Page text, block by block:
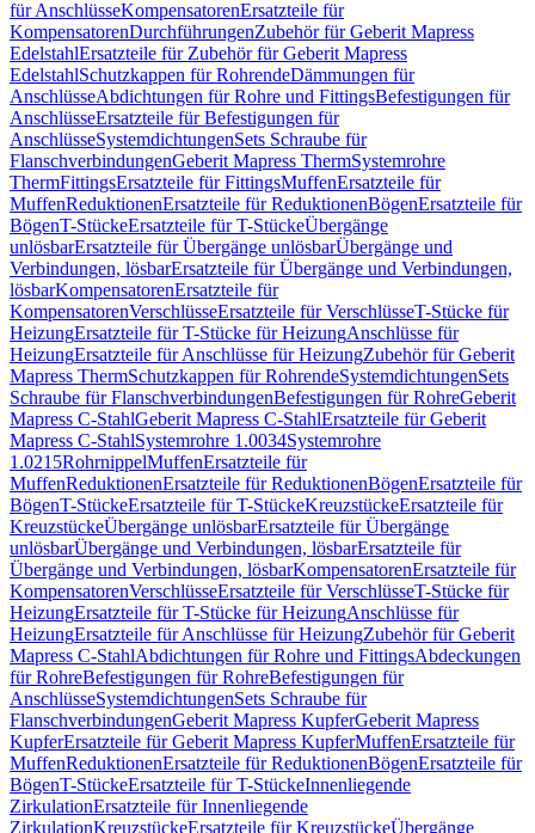
für AnschlüsseKompensatorenErsatzteile für
KompensatorenDurchführungenZubehör für Geberit Mapress
EdelstahlErsatzteile für Zubehör für Geberit Mapress
EdelstahlSchutzkappen für RohrendeDämmungen für
AnschlüsseAbdichtungen für Rohre und FittingsBefestigungen für
AnschlüsseErsatzteile für Befestigungen für
AnschlüsseSystemdichtungenSets Schraube für
FlanschverbindungenGeberit Mapress ThermSystemrohre
ThermFittingsErsatzteile für FittingsMuffenErsatzteile für
MuffenReduktionenErsatzteile für ReduktionenBögenErsatzteile für
BögenT-StückeErsatzteile für T-StückeÜbergänge
unlösbarErsatzteile für Übergänge unlösbarÜbergänge und
Verbindungen, lösbarErsatzteile für Übergänge und Verbindungen,
lösbarKompensatorenErsatzteile für
KompensatorenVerschlüsseErsatzteile für VerschlüsseT-Stücke für
HeizungErsatzteile für T-Stücke für HeizungAnschlüsse für
HeizungErsatzteile für Anschlüsse für HeizungZubehör für Geberit
Mapress ThermSchutzkappen für RohrendeSystemdichtungenSets
Schraube für FlanschverbindungenBefestigungen für RohreGeberit
Mapress C-StahlGeberit Mapress C-StahlErsatzteile für Geberit
Mapress C-StahlSystemrohre 1.0034Systemrohre
1.0215RohrnippelMuffenErsatzteile für
MuffenReduktionenErsatzteile für ReduktionenBögenErsatzteile für
BögenT-StückeErsatzteile für T-StückeKreuzstückeErsatzteile für
KreuzstückeÜbergänge unlösbarErsatzteile für Übergänge
unlösbarÜbergänge und Verbindungen, lösbarErsatzteile für
Übergänge und Verbindungen, lösbarKompensatorenErsatzteile für
KompensatorenVerschlüsseErsatzteile für VerschlüsseT-Stücke für
HeizungErsatzteile für T-Stücke für HeizungAnschlüsse für
HeizungErsatzteile für Anschlüsse für HeizungZubehör für Geberit
Mapress C-StahlAbdichtungen für Rohre und FittingsAbdeckungen
für RohreBefestigungen für RohreBefestigungen für
AnschlüsseSystemdichtungenSets Schraube für
FlanschverbindungenGeberit Mapress KupferGeberit Mapress
KupferErsatzteile für Geberit Mapress KupferMuffenErsatzteile für
MuffenReduktionenErsatzteile für ReduktionenBögenErsatzteile für
BögenT-StückeErsatzteile für T-StückeInnenliegende
ZirkulationErsatzteile für Innenliegende
ZirkulationKreuzstückeErsatzteile für KreuzstückeÜbergänge